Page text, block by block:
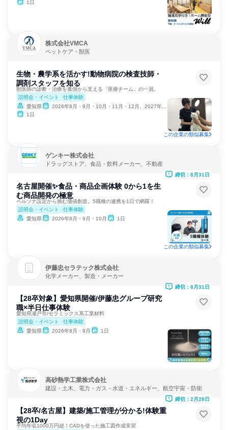
1日
株式会社VMCA
ペットケア・獣医
生物・農学系を活かす!動物病院の検査技師・
調剤スタッフを知る
獣医師の診断・治療を裏側から支える「医療チーム」の一員。
説明会・イベント
仕事体験
愛知県
2026年8月・9月・10月・11月・12月、2027年1月
1日
この企業の類似募集
ゲンキー株式会社
ドラッグストア、食品・飲料メーカー、不動産
名古屋開催✨食品・商品企画体験 0から1を生
む商品開発の極意
ペルソナ設定から挑む価値創造。5職種の連携を1日で網羅！
説明会・イベント
仕事体験
愛知県
2026年8月・9月・10月 1日
締切：8月31日
この企業の類似募集
伊藤忠セラテック株式会社
化学メーカー、製造・メーカー
【28卒対象】愛知県開催/伊藤忠グループ研究
職×半日仕事体験
愛知県瀬戸市/セラミックス系工業材料
説明会・イベント
仕事体験
愛知県
2026年8月・9月 1日
締切：8月31日
高砂熱学工業株式会社
建設・土木、電力・ガス・水道・エネルギー、航空宇宙・防衛
【28卒/名古屋】建築/施工管理が分かる!体験重
視の1Day
平均年収1000万円超！CADを使った施工図作成実習
締切：2月28日